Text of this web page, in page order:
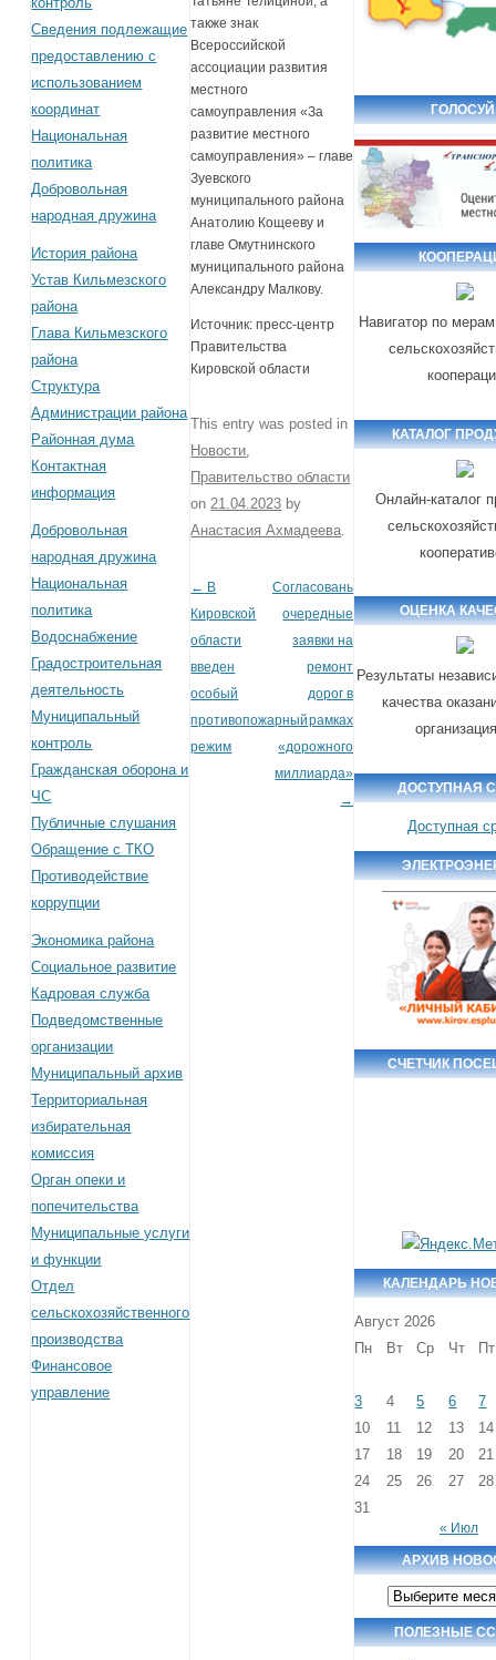
Сведения подлежащие
предоставлению с
использованием
координат
Национальная
политика
Добровольная
народная дружина
История района
Устав Кильмезского
района
Глава Кильмезского
района
Структура
Администрации района
Районная дума
Контактная
информация
Добровольная
народная дружина
Национальная
политика
Водоснабжение
Градостроительная
деятельность
Муниципальный
контроль
Гражданская оборона и
ЧС
Публичные слушания
Обращение с ТКО
Противодействие
коррупции
Экономика района
Социальное развитие
Кадровая служба
Подведомственные
организации
Муниципальный архив
Территориальная
избирательная
комиссия
Орган опеки и
попечительства
Муниципальные услуги
и функции
Отдел
сельскохозяйственного
производства
Финансовое
управление
также знак
Всероссийской
ассоциации развития
местного
самоуправления «За
развитие местного
самоуправления» – главе
Зуевского
муниципального района
Анатолию Кощееву и
главе Омутнинского
муниципального района
Александру Малкову.
Источник: пресс-центр
Правительства
Кировской области
This entry was posted in
Новости
Правительство области
on 21.04.2023 by
Анастасия Ахмадеева
Post navigation
← В
Кировской
области
введен
особый
противопожарный
режим
Согласованы
очередные
заявки на
ремонт
дорог в
рамках
«дорожного
миллиарда»
→
Навигатор по
КАТАЛОГ
Онлайн-каталог
ОЦЕНКА
Результаты
качества
ДОСТУПНАЯ
Доступная
СЧЕТЧИК
КАЛЕНДАРЬ
Август 2026
Пн
Вт Ср Чт Пт
3 4 5 6
7
10
11 12 13
14
17
18 19 20
21
24
25 26 27
28
31
« Июл
АРХИВ
Архив
новостей
ПОЛЕЗНЫЕ